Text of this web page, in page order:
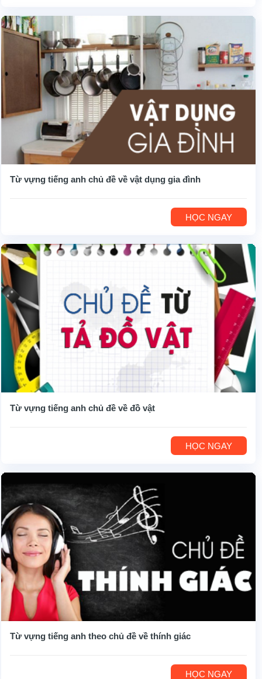
Từ vựng tiếng anh chủ đề về vật dụng gia đình
HỌC NGAY
Từ vựng tiếng anh chủ đề về đồ vật
HỌC NGAY
Từ vựng tiếng anh theo chủ đề về thính giác
HỌC NGAY